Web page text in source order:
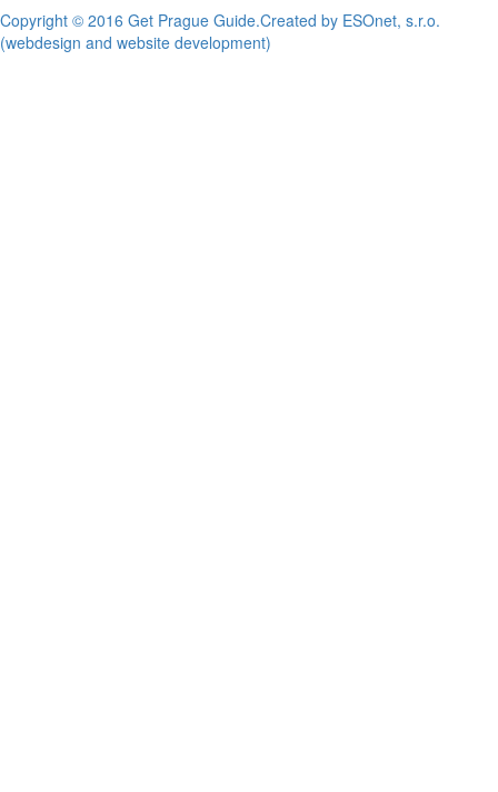
Copyright © 2016 Get Prague Guide.Created by ESOnet, s.r.o.
(webdesign and website development)